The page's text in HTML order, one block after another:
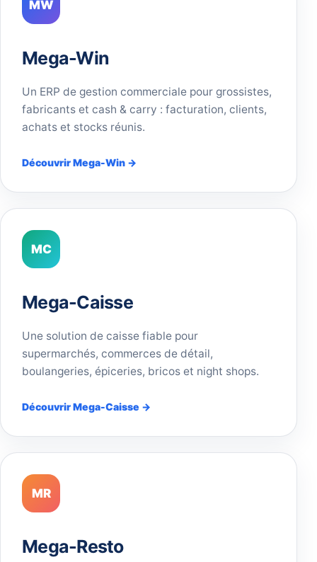
MW
Mega-Win
Un ERP de gestion commerciale pour grossistes,
fabricants et cash & carry : facturation, clients,
achats et stocks réunis.
Découvrir Mega-Win →
MC
Mega-Caisse
Une solution de caisse fiable pour
supermarchés, commerces de détail,
boulangeries, épiceries, bricos et night shops.
Découvrir Mega-Caisse →
MR
Mega-Resto